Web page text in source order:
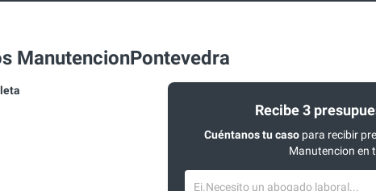
ManutencionPontevedra
Recibe 3
Cuéntanos tu casopara recibir
Manutencion en